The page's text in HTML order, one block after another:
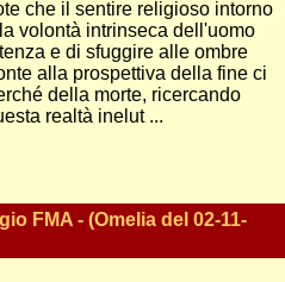
che il sentire religioso intorno
volontà intrinseca dell'uomo
e di sfuggire alle ombre
alla prospettiva della fine ci
della morte, ricercando
realtà inelut ...
FMA - (Omelia del 02-11-